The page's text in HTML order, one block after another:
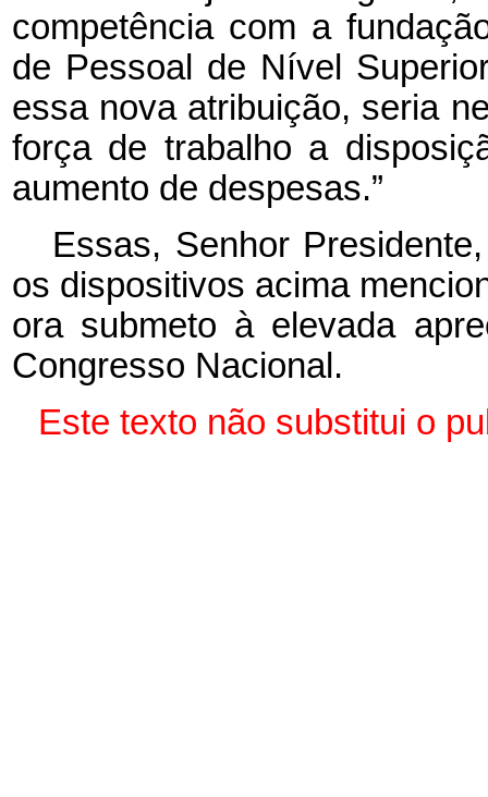
competência com a
de Pessoal de Nível
essa nova atribuição, seria
força de trabalho a
aumento de despesas.”
Essas, Senhor
os dispositivos acima
ora submeto à elevada
Congresso Nacional.
Este texto não substitui o